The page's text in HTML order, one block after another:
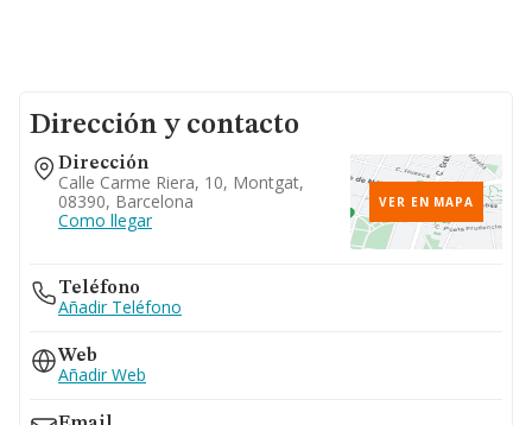
Dirección y contacto
Dirección
Calle Carme Riera, 10, Montgat,
08390, Barcelona
Como llegar
VER EN MAPA
Teléfono
Añadir Teléfono
Web
Añadir Web